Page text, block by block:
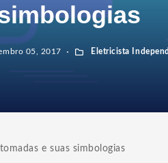
05, 2017 Eletricista
e suas simbologias